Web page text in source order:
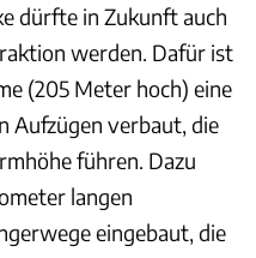
dürfte in Zukunft auch
werden. Dafür ist
(205 Meter hoch) eine
Aufzügen verbaut, die
führen. Dazu
langen
eingebaut, die